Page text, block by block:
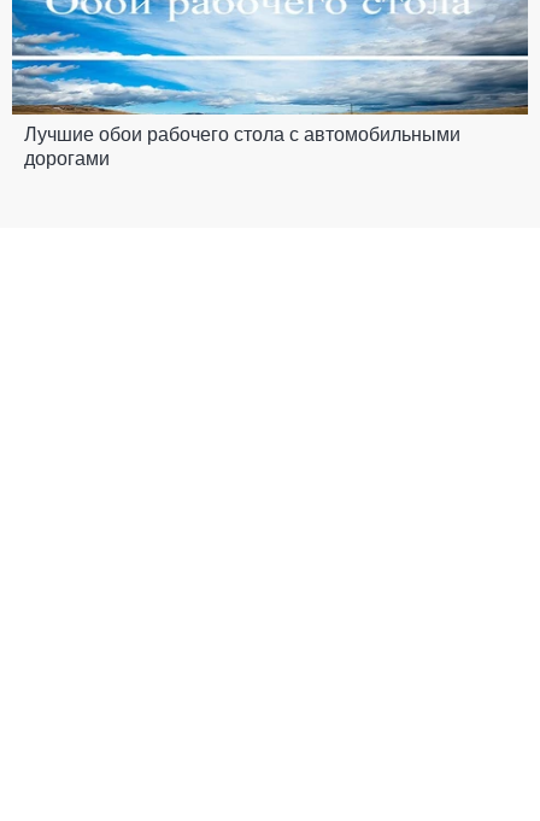
Лучшие обои рабочего стола с автомобильными
дорогами